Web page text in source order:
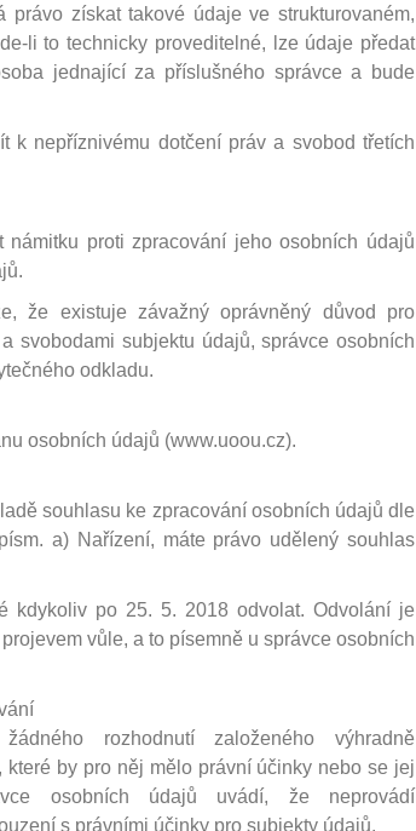
získat takové údaje ve strukturovaném,
li to technicky proveditelné, lze údaje předat
jednající za příslušného správce a bude
k nepříznivému dotčení práv a svobod třetích
proti zpracování jeho osobních údajů
že existuje závažný oprávněný důvod pro
svobodami subjektu údajů, správce osobních
odkladu.
osobních údajů (www.uoou.cz).
souhlasu ke zpracování osobních údajů dle
a) Nařízení, máte právo udělený souhlas
kdykoliv po 25. 5. 2018 odvolat. Odvolání je
vůle, a to písemně u správce osobních
rozhodnutí založeného výhradně
by pro něj mělo právní účinky nebo se jej
osobních údajů uvádí, že neprovádí
s právními účinky pro subjekty údajů.